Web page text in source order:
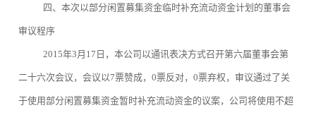
四、本次以部分闲置募集资金临时补充流动资金计划的董事会
审议程序
2015年3月17日，本公司以通讯表决方式召开第六届董事会第
二十六次会议，会议以7票赞成，0票反对，0票弃权，审议通过了关
于使用部分闲置募集资金暂时补充流动资金的议案，公司将使用不超